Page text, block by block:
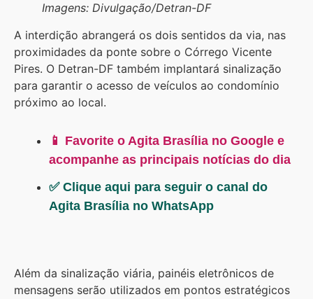
Imagens: Divulgação/Detran-DF
A interdição abrangerá os dois sentidos da via, nas
proximidades da ponte sobre o Córrego Vicente
Pires. O Detran-DF também implantará sinalização
para garantir o acesso de veículos ao condomínio
próximo ao local.
📱 Favorite o Agita Brasília no Google e
acompanhe as principais notícias do dia
✅ Clique aqui para seguir o canal do
Agita Brasília no WhatsApp
Além da sinalização viária, painéis eletrônicos de
mensagens serão utilizados em pontos estratégicos